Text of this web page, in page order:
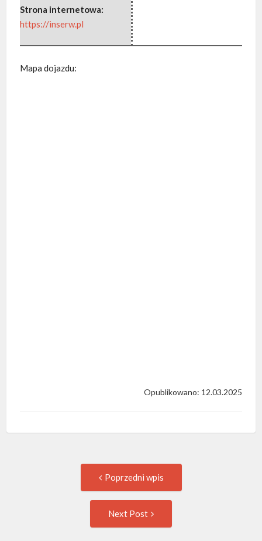
Strona internetowa:
https://inserw.pl
Mapa dojazdu:
Opublikowano: 12.03.2025
navigation
Poprzedni wpis
Next Post